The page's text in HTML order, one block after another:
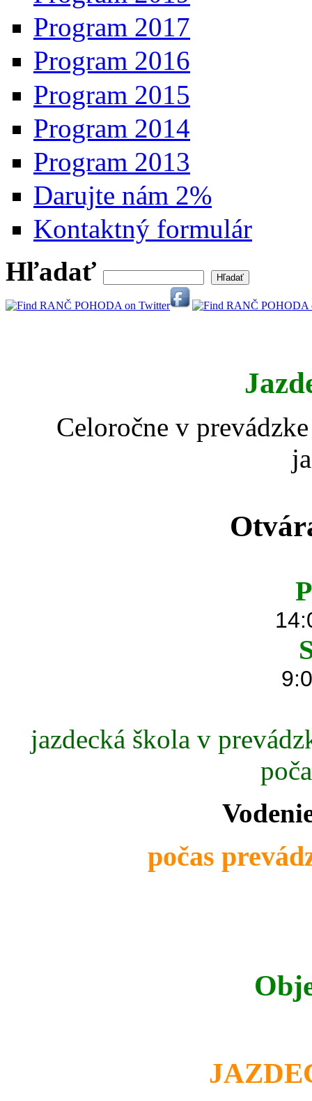
Program 2017
Program 2016
Program 2015
Program 2014
Program 2013
Darujte nám 2%
Kontaktný formulár
Vyhľadávanie
Hľadať
Celoročne v
jazdecká škola v
počas